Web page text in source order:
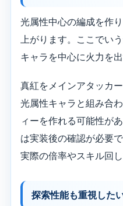
光属性中心の編成を作
上がります。ここでい
キャラを中心に火力を
真紅をメインアタッカ
光属性キャラと組み合
ィーを作れる可能性が
は実装後の確認が必要
実際の倍率やスキル回
探索性能も重視した